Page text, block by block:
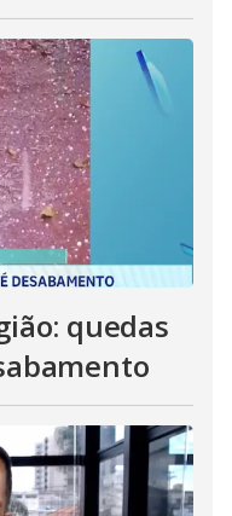
quedas